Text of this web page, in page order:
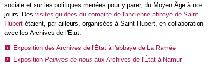
sociale et sur les politiques menées pour y parer, du Moyen Âge à nos
jours. Des visites guidées du domaine de l'ancienne abbaye de Saint-
Hubertétaient, par ailleurs, organisées à Saint-Hubert, en collaboration
avec les Archives de l'État.
Exposition des Archives de l'État à l'abbaye de La Ramée
Exposition Pauvres de nous aux Archives de l'État à Namur